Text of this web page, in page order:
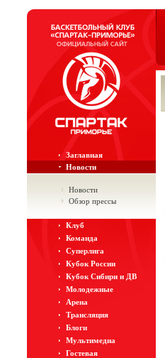
Заглавная
Новости
Новости
Обзор прессы
Клуб
Команда
Суперлига
Кубок России
Кубок Сибири и ДВ
Молодежные
Арена
Трансляция
Блоги
Мультимедиа
Гостевая